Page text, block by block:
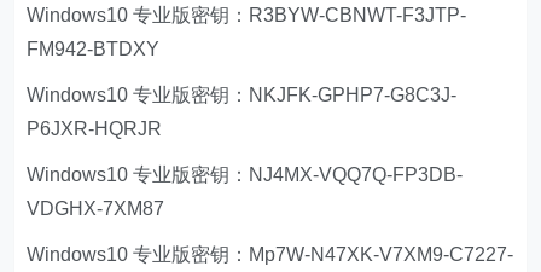
Windows10 专业版密钥：R3BYW-CBNWT-F3JTP-
FM942-BTDXY
Windows10 专业版密钥：NKJFK-GPHP7-G8C3J-
P6JXR-HQRJR
Windows10 专业版密钥：NJ4MX-VQQ7Q-FP3DB-
VDGHX-7XM87
Windows10 专业版密钥：Mp7W-N47XK-V7XM9-C7227-